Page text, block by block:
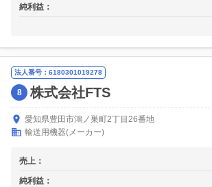
純利益：
法人番号：6180301019278
8 株式会社FTS
愛知県豊田市鴻ノ巣町2丁目26番地
輸送用機器(メーカー)
売上：
純利益：